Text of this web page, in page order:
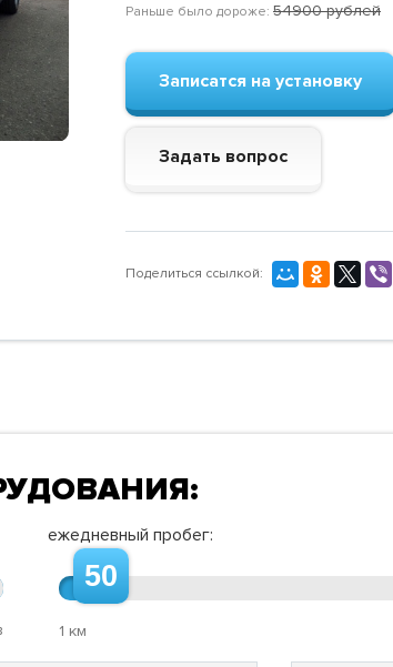
Раньше было дороже: 54900рублей
Записатся на установку
Задать вопрос
Поделиться ссылкой:
ежедневный пробег:
50
1 км